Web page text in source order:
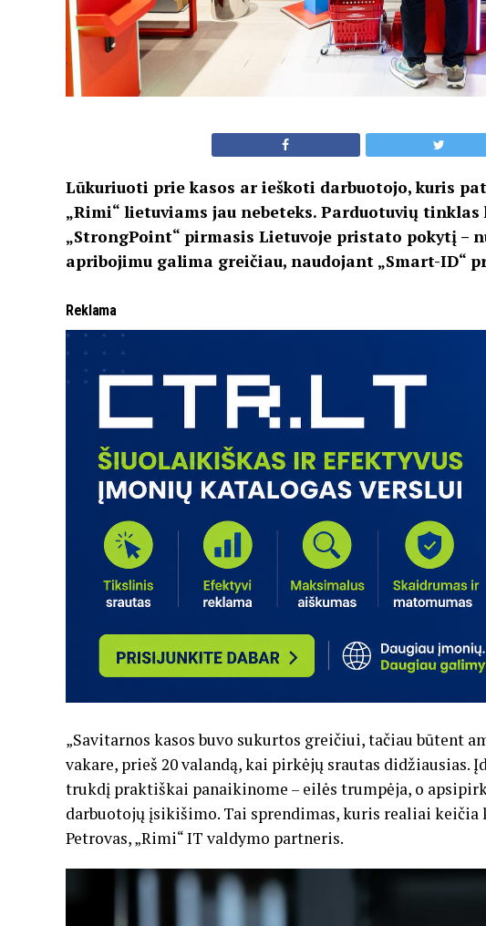
Lūkuriuoti prie kasos ar ieškoti darbuotojo, kuris
„Rimi“ lietuviams jau nebeteks. Parduotuvių
„StrongPoint“ pirmasis Lietuvoje pristato pokytį –
apribojimu galima greičiau, naudojant „Smart-ID“
Reklama
„Savitarnos kasos buvo sukurtos greičiui, tačiau būtent
vakare, prieš 20 valandą, kai pirkėjų srautas didžiausias.
trukdį praktiškai panaikinome – eilės trumpėja, o
darbuotojų įsikišimo. Tai sprendimas, kuris realiai
Petrovas, „Rimi“ IT valdymo partneris.